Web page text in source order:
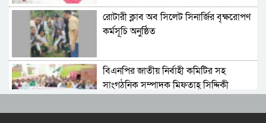
রোটারী ক্লাব অব সিলেট সিনার্জির বৃক্ষরোপণ
কর্মসূচি অনুষ্ঠিত
বিএনপির জাতীয় নির্বাহী কমিটির সহ
সাংগঠনিক সম্পাদক মিফতাহ্ সিদ্দিকী